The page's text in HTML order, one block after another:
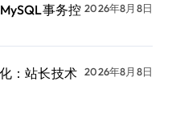
事务控 2026年8月8日
：站长技术 2026年8月8日